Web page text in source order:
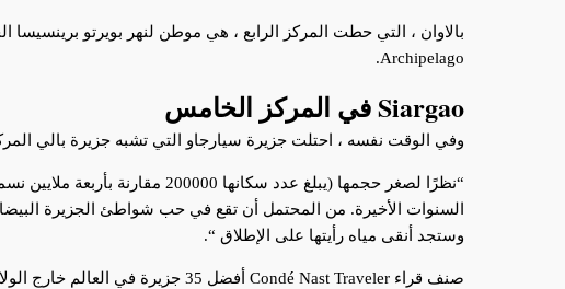
Archipelago.
Siargao في المركز الخامس
وفي الوقت نفسه ، احتلت جزيرة سيارجاو التي تشبه جزيرة بالي
السنوات الأخيرة. من المحتمل أن تقع في حب شواطئ الجزيرة
وستجد أنقى مياه رأيتها على الإطلاق “.
صنف قراء Condé Nast Traveler أفضل 35 جزيرة في العالم خارج الولايات المتحدة في استطلاع هذا العام.